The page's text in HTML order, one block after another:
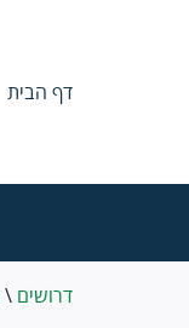
דף הבית
דרושים \